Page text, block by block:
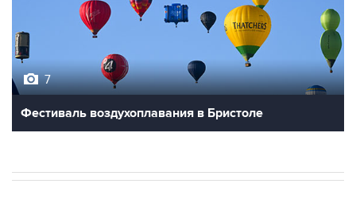
7
Фестиваль воздухоплавания в Бристоле